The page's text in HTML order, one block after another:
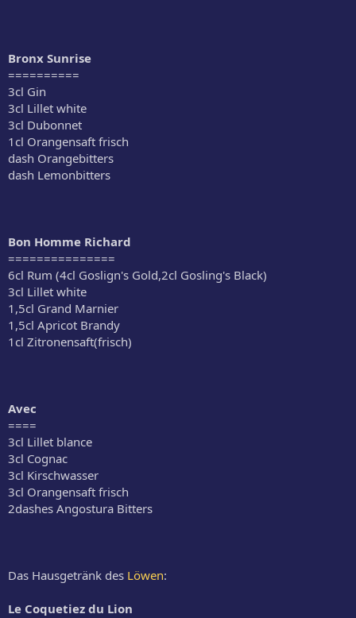
Bronx Sunrise
==========
3cl Gin
3cl Lillet white
3cl Dubonnet
1cl Orangensaft frisch
dash Orangebitters
dash Lemonbitters
Bon Homme Richard
===============
6cl Rum (4cl Goslign's Gold,2cl Gosling's Black)
3cl Lillet white
1,5cl Grand Marnier
1,5cl Apricot Brandy
1cl Zitronensaft(frisch)
Avec
====
3cl Lillet blance
3cl Cognac
3cl Kirschwasser
3cl Orangensaft frisch
2dashes Angostura Bitters
Das Hausgetränk des Löwen:
Le Coquetiez du Lion